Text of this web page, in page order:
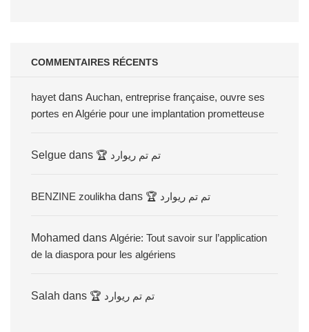
COMMENTAIRES RÉCENTS
hayet dans Auchan, entreprise française, ouvre ses
portes en Algérie pour une implantation prometteuse
Selgue dans 🏆 تم تم ريوارد
BENZINE zoulikha dans 🏆 تم تم ريوارد
Mohamed dans Algérie: Tout savoir sur l’application
de la diaspora pour les algériens
Salah dans 🏆 تم تم ريوارد